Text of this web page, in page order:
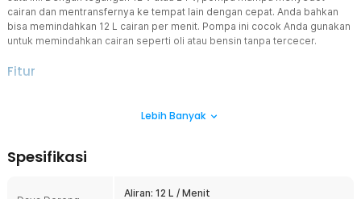
cairan dan mentransfernya ke tempat lain dengan cepat. Anda bahkan
bisa memindahkan 12 L cairan per menit. Pompa ini cocok Anda gunakan
untuk memindahkan cairan seperti oli atau bensin tanpa tercecer.
Fitur
Dilengkapi dengan motor bertenaga mencapai 8500 RPM untuk
bisa menggunakan pompa untuk menguras, memindahkan cairan,
Material Berkualitas
Lebih Banyak
Spesifikasi
Aliran: 12 L / Menit